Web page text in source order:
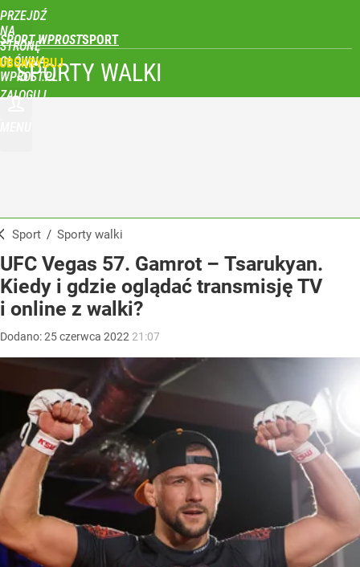
PRZEJDŹ
NA
STRONĘ
GŁÓWNĄ
WPROST.PL
SPORT WPROST
ZALOGUJ
SPORTY WALKI
Sport / Sporty walki
UFC Vegas 57. Gamrot – Tsarukyan.
Kiedy i gdzie oglądać transmisję TV
i online z walki?
Dodano:25czerwca 2022 21:07